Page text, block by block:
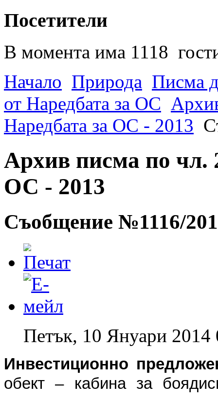
Посетители
В момента има 1118
Начало Природа Писма
от Наредбата за ОС
Наредбата за ОС - 2013
Архив писма по чл.
ОС - 2013
Съобщение №1116/
Петък, 10 Януари 2014
Инвестиционно
обект – кабина за